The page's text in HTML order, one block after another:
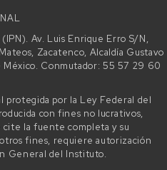
Av. Luis Enrique Erro S/N,
Zacatenco, Alcaldía Gustavo
México. Conmutador: 55 57 29 60
protegida por la Ley Federal del
con fines no lucrativos,
cite la fuente completa y su
fines, requiere autorización
General del Instituto.